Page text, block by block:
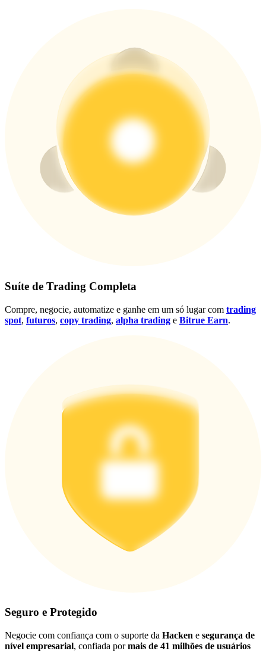
Ganhe prêmios e recompensas exclusivas
Centro de recompensas
Inscrever-se
Suíte de Trading Completa
Compre, negocie, automatize e ganhe em um só lugar com trading
spot, futuros, copy trading, alpha trading e Bitrue Earn.
Seguro e Protegido
Negocie com confiança com o suporte da Hacken e segurança de
nível empresarial, confiada pormais de 41 milhões de usuários